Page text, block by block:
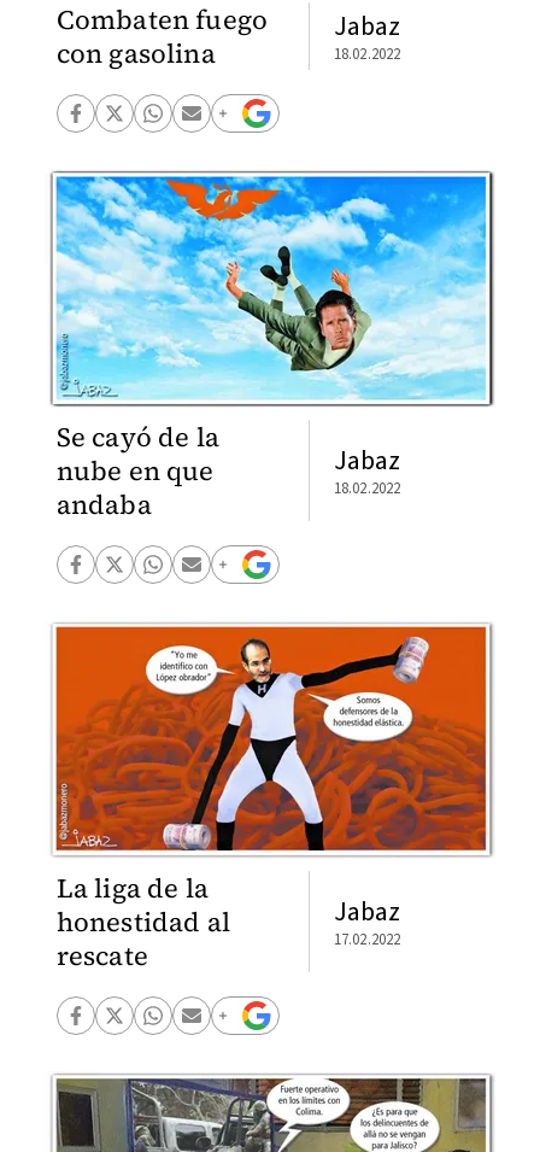
Combaten fuego
con gasolina
Jabaz
18.02.2022
Se cayó de la
nube en que
andaba
Jabaz
18.02.2022
La liga de la
honestidad al
rescate
Jabaz
17.02.2022